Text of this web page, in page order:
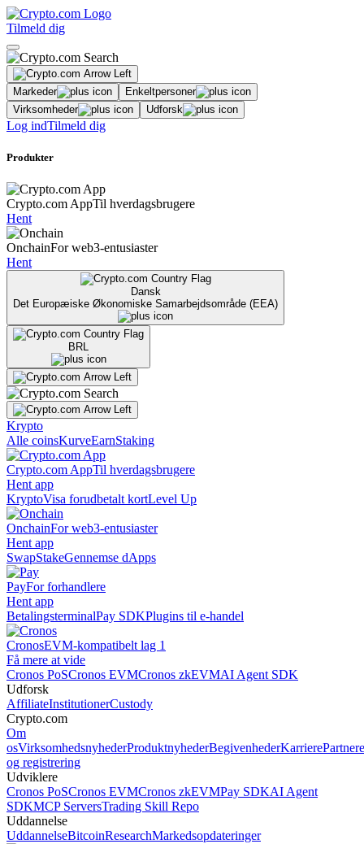
Tilmeld dig
Markeder
Enkeltpersoner
Virksomheder
Udforsk
Log indTilmeld dig
Produkter
Crypto.com AppTil hverdagsbrugere
Hent
OnchainFor web3-entusiaster
Hent
Dansk
Det Europæiske Økonomiske Samarbejdsområde (EEA)
BRL
Krypto
Alle coinsKurveEarnStaking
Crypto.com AppTil hverdagsbrugere
Hent app
KryptoVisa forudbetalt kortLevel Up
OnchainFor web3-entusiaster
Hent app
SwapStakeGennemse dApps
PayFor forhandlere
Hent app
BetalingsterminalPay SDKPlugins til e-handel
CronosEVM-kompatibelt lag 1
Få mere at vide
Cronos PoSCronos EVMCronos zkEVMAI Agent SDK
Udforsk
AffiliateInstitutionerCustody
Crypto.com
Om
osVirksomhedsnyhederProduktnyhederBegivenhederKarrierePartnere
og registrering
Udviklere
Cronos PoSCronos EVMCronos zkEVMPay SDKAI Agent
SDKMCP ServersTrading Skill Repo
Uddannelse
UddannelseBitcoinResearchMarkedsopdateringer